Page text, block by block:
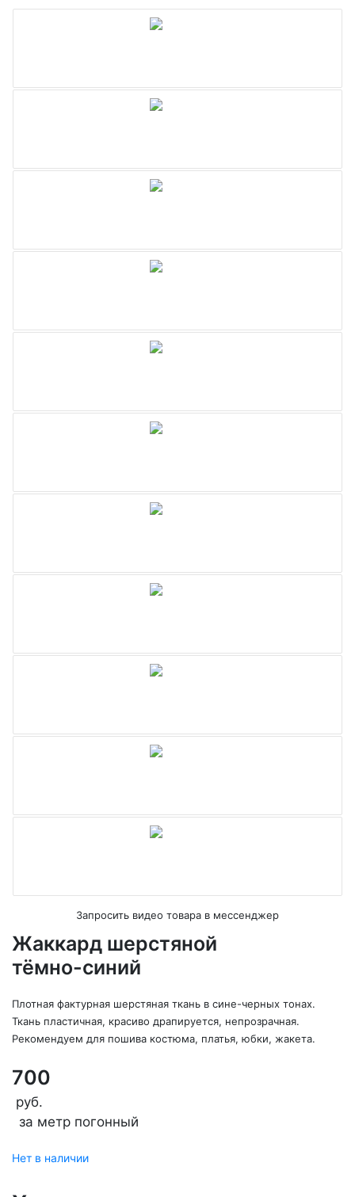
Запросить видео товара в мессенджер
Жаккард шерстяной
тёмно-синий
Плотная фактурная шерстяная ткань в сине-черных тонах.
Ткань пластичная, красиво драпируется, непрозрачная.
Рекомендуем для пошива костюма, платья, юбки, жакета.
700
руб.
за метр погонный
Нет в наличии